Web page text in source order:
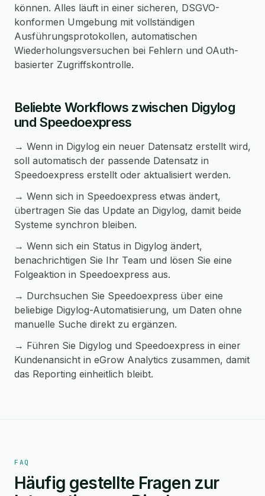
können. Alles läuft in einer sicheren, DSGVO-
konformen Umgebung mit vollständigen
Ausführungsprotokollen, automatischen
Wiederholungsversuchen bei Fehlern und OAuth-
basierter Zugriffskontrolle.
Beliebte Workflows zwischen Digylog
und Speedoexpress
→ Wenn in Digylog ein neuer Datensatz erstellt wird,
soll automatisch der passende Datensatz in
Speedoexpress erstellt oder aktualisiert werden.
→ Wenn sich in Speedoexpress etwas ändert,
übertragen Sie das Update an Digylog, damit beide
Systeme synchron bleiben.
→ Wenn sich ein Status in Digylog ändert,
benachrichtigen Sie Ihr Team und lösen Sie eine
Folgeaktion in Speedoexpress aus.
→ Durchsuchen Sie Speedoexpress über eine
beliebige Digylog-Automatisierung, um Daten ohne
manuelle Suche direkt zu ergänzen.
→ Führen Sie Digylog und Speedoexpress in einer
Kundenansicht in eGrow Analytics zusammen, damit
das Reporting einheitlich bleibt.
FAQ
Häufig gestellte Fragen zur